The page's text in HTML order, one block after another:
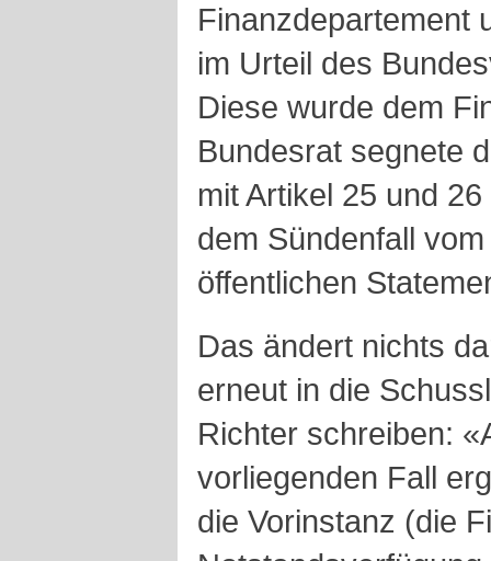
Finanzdepartement
im Urteil des
Diese wurde dem
Bundesrat segnete
mit Artikel 25 und
dem Sündenfall
öffentlichen
Das ändert nichts
erneut in die
Richter schreiben:
vorliegenden Fall
die Vorinstanz (die